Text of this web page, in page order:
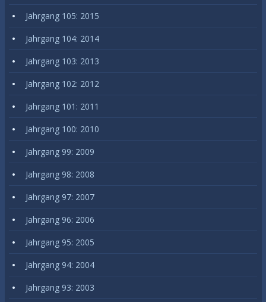
Jahrgang 105: 2015
Jahrgang 104: 2014
Jahrgang 103: 2013
Jahrgang 102: 2012
Jahrgang 101: 2011
Jahrgang 100: 2010
Jahrgang 99: 2009
Jahrgang 98: 2008
Jahrgang 97: 2007
Jahrgang 96: 2006
Jahrgang 95: 2005
Jahrgang 94: 2004
Jahrgang 93: 2003